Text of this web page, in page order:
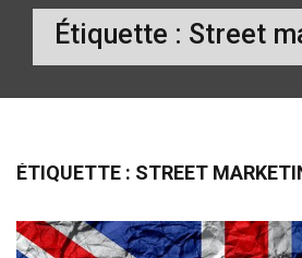
Étiquette : Street
ÉTIQUETTE : STREET